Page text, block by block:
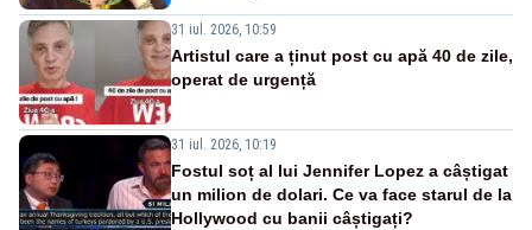
31 iul. 2026, 10:59
Artistul care a ținut post cu apă 40 de zile,
operat de urgență
31 iul. 2026, 10:19
Fostul soț al lui Jennifer Lopez a câștigat
un milion de dolari. Ce va face starul de la
Hollywood cu banii câștigați?